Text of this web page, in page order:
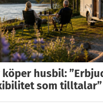
husbil:
som tilltalar”